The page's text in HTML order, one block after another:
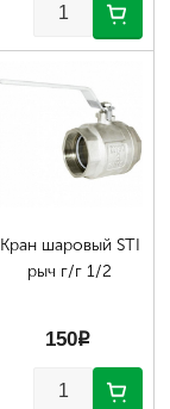
Кран шаровый STI
рыч г/г 1/2
150p